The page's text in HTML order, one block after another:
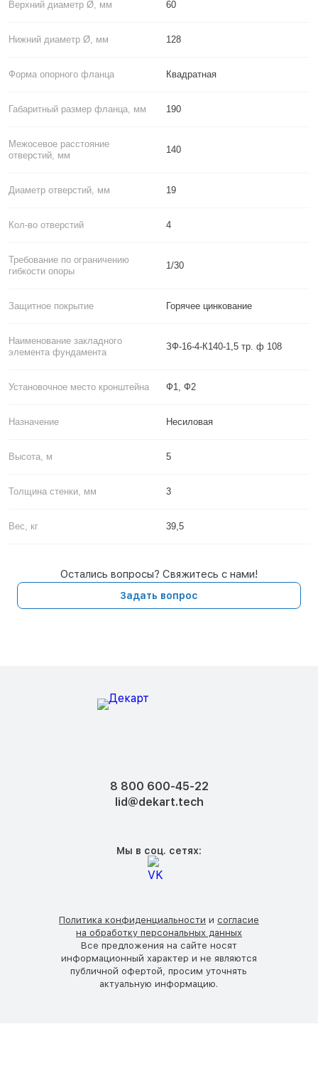
Верхний диаметр Ø, мм 60
Нижний диаметр Ø, мм 128
Форма опорного фланца Квадратная
Габаритный размер фланца, мм 190
Межосевое расстояние
отверстий, мм
140
Диаметр отверстий, мм 19
Кол-во отверстий 4
Требование по ограничению
гибкости опоры
1/30
Защитное покрытие Горячее цинкование
Наименование закладного
элемента фундамента
ЗФ-16-4-К140-1,5 тр. ф 108
Установочное место кронштейна Ф1, Ф2
Назначение Несиловая
Высота, м 5
Толщина стенки, мм 3
Вес, кг 39,5
Остались вопросы? Свяжитесь с нами!
Задать вопрос
8 800 600-45-22
lid@dekart.tech
Мы в соц. сетях:
Все предложения на сайте носят
информационный характер и не являются
публичной офертой, просим уточнять
актуальную информацию.
Политика конфиденциальности и согласие
на обработку персональных данных